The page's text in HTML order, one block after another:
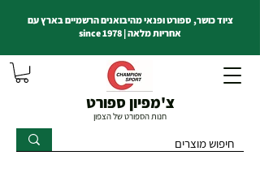
צ'מפיון ספורט
חנות הספורט של הצפון
ציוד כושר, ספורט ופנאי מהיבואנים הרשמיים בארץ עם
אחריות מלאה | since 1978